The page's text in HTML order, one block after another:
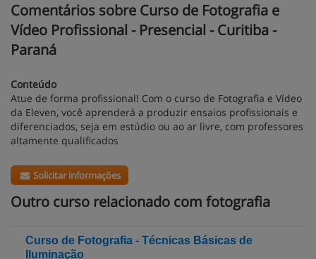
Comentários sobre Curso de Fotografia e
Vídeo Profissional - Presencial - Curitiba -
Paraná
Conteúdo
Atue de forma profissional! Com o curso de Fotografia e Vídeo
da Eleven, você aprenderá a produzir ensaios profissionais e
diferenciados, seja em estúdio ou ao ar livre, com professores
altamente qualificados
Solicitar informações
Outro curso relacionado com fotografia
Curso de Fotografia - Técnicas Básicas de
Iluminação